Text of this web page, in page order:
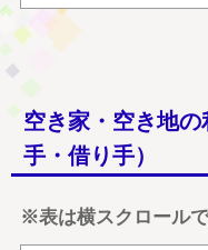
空き家・空き地
手・借り手）
※表は横スクロールで